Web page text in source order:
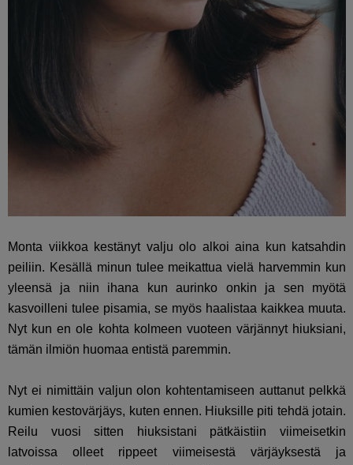
Monta viikkoa kestänyt valju olo alkoi aina kun katsahdin
peiliin. Kesällä minun tulee meikattua vielä harvemmin kun
yleensä ja niin ihana kun aurinko onkin ja sen myötä
kasvoilleni tulee pisamia, se myös haalistaa kaikkea muuta.
Nyt kun en ole kohta kolmeen vuoteen värjännyt hiuksiani,
tämän ilmiön huomaa entistä paremmin.
Nyt ei nimittäin valjun olon kohtentamiseen auttanut pelkkä
kumien kestovärjäys, kuten ennen. Hiuksille piti tehdä jotain.
Reilu vuosi sitten hiuksistani pätkäistiin viimeisetkin
latvoissa olleet rippeet viimeisestä värjäyksestä ja